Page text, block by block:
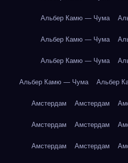
Альбер Камю — Чума
Альбер Камю — Чума
Альбер Камю — Чума
Альбер Камю — Чума Альбер
Амстердам Амстердам
Амстердам Амстердам
Амстердам Амстердам